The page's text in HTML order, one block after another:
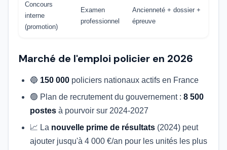
Concours
interne
(promotion)
Examen
professionnel
Ancienneté + dossier +
épreuve
Marché de l'emploi policier en 2026
🔵 150 000 policiers nationaux actifs en France
🟢 Plan de recrutement du gouvernement : 8 500
postes à pourvoir sur 2024-2027
📈 La nouvelle prime de résultats (2024) peut
ajouter jusqu'à 4 000 €/an pour les unités les plus